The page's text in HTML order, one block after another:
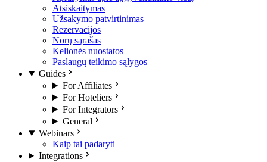
Atsiskaitymas
Užsakymo patvirtinimas
Rezervacijos
Norų sąrašas
Kelionės nuostatos
Paslaugų teikimo sąlygos
Guides
For Affiliates
For Hoteliers
For Integrators
General
Webinars
Kaip tai padaryti
Integrations